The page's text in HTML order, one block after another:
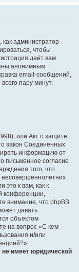
как администратор
чтобы
даёт вам
анонимным
email-сообщений,
пару минут,
или Акт о защите
закон Соединённых
информацию от
письменное согласие
того, что
к вам, как к
конференции,
внимание, что phpBB
давать
объектом
на вопрос «С кем
и/или
не имеет юридической